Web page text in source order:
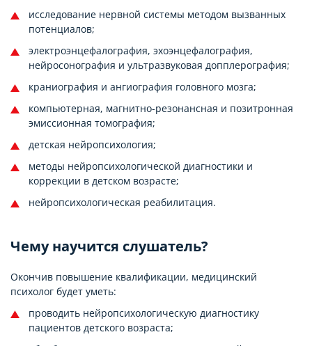
исследование нервной системы методом вызванных
потенциалов;
электроэнцефалография, эхоэнцефалография,
нейросонография и ультразвуковая допплерография;
краниография и ангиография головного мозга;
компьютерная, магнитно-резонансная и позитронная
эмиссионная томография;
детская нейропсихология;
методы нейропсихологической диагностики и
коррекции в детском возрасте;
нейропсихологическая реабилитация.
Чему научится слушатель?
Окончив повышение квалификации, медицинский
психолог будет уметь:
проводить нейропсихологическую диагностику
пациентов детского возраста;